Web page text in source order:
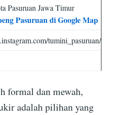
Pasuruan Jawa Timur
Pasuruan di Google Map
tumini_pasuruan/
formal dan mewah,
adalah pilihan yang